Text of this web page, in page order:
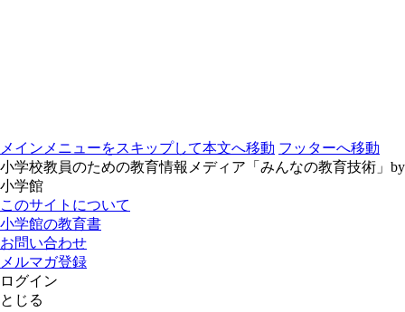
メインメニューをスキップして本文へ移動 フッターへ移動
小学校教員のための教育情報メディア「みんなの教育技術」by
小学館
このサイトについて
小学館の教育書
お問い合わせ
メルマガ登録
ログイン
とじる